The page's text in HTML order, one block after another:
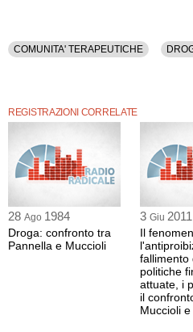
COMUNITA' TERAPEUTICHE
REGISTRAZIONI CORRELATE
28 Ago 1984
Droga: confronto tra
Pannella e Muccioli
3 Giu 2011
Il
fallimento
politiche
attuate, i
il
Muccioli